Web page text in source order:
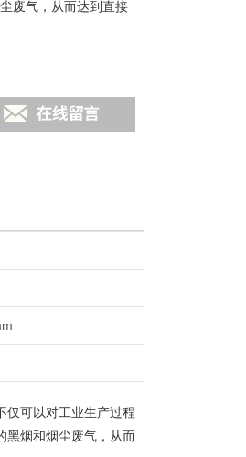
废气，从而达到直接
仅可以对工业生产过程
黑烟和烟尘废气，从而